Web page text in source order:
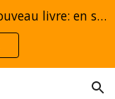
Il nuovo libro: scopri di più! - Le nouveau livre: en savoir plus!